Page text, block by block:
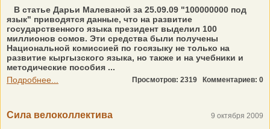
В статье Дарьи Малеваной за 25.09.09 "100000000 под
язык" приводятся данные, что на развитие
государственного языка президент выделил 100
миллионов сомов. Эти средства были получены
Национальной комиссией по госязыку не только на
развитие кыргызского языка, но также и на учебники и
методические пособия ...
Подробнее...
Просмотров: 2319 Комментариев: 0
Сила велоколлектива 9 октября 2009